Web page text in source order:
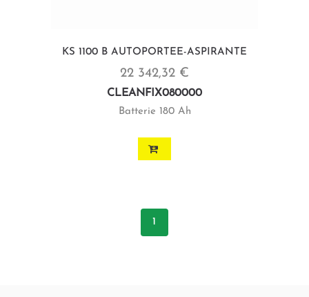
KS 1100 B AUTOPORTEE-ASPIRANTE
22 342,32 €
CLEANFIX080000
Batterie 180 Ah
1